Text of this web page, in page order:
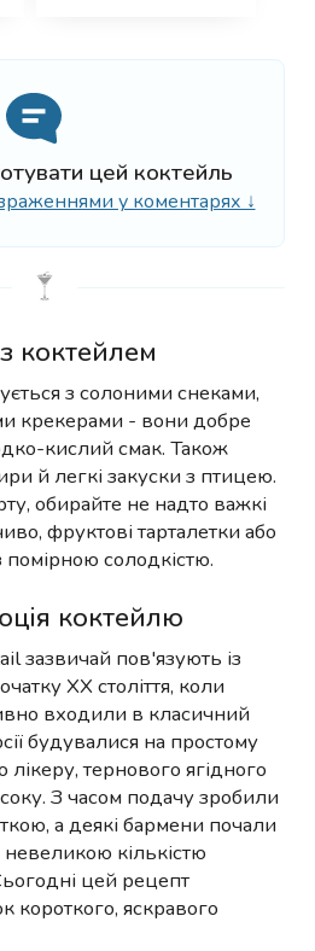
цей коктейль
у коментарях ↓
коктейлем
з солоними снеками,
крекерами - вони добре
кислий смак. Також
й легкі закуски з птицею.
обирайте не надто важкі
фруктові тарталетки або
солодкістю.
коктейлю
зазвичай пов'язують із
XX століття, коли
входили в класичний
будувалися на простому
лікеру, тернового ягідного
З часом подачу зробили
а деякі бармени почали
кількістю
цей рецепт
короткого, яскравого